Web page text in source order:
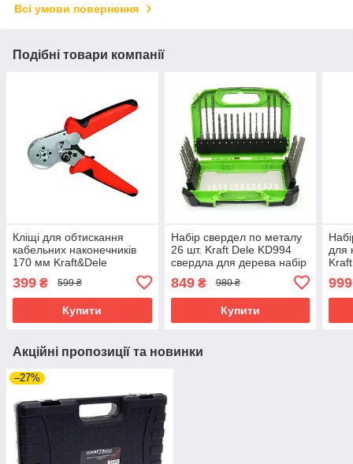
Всі умови повернення
Подібні товари компанії
Кліщі для обтискання
кабельних наконечників
170 мм Kraft&Dele
кабельних гнізд riven
399 ₴ 599 ₴
Купити
Набір свердел по металу
26 шт. Kraft Dele KD994
свердла для дерева набір
849₴ 980 ₴
Купити
для
999
Акційні пропозиції та новинки
–27%